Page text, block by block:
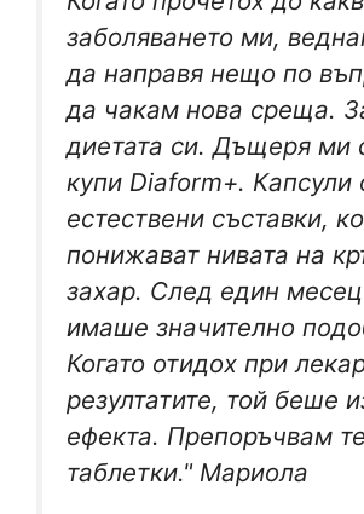
заболяването ми,
да направя нещо по
да чакам нова среща.
диетата си. Дъщеря ми
купи Diaform+. Капсули
естествени съставки,
понижават нивата на
захар. След един
имаше значително
Когато отидох при
резултатите, той беше
ефекта. Препоръчвам
таблетки." Мариола